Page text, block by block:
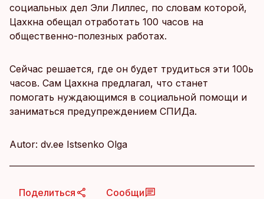
социальных дел Эли Лиллес, по словам которой,
Цахкна обещал отработать 100 часов на
общественно-полезных работах.
Сейчас решается, где он будет трудиться эти 100ь
часов. Сам Цахкна предлагал, что станет
помогать нуждающимся в социальной помощи и
заниматься предупреждением СПИДа.
Autor: dv.ee Istsenko Olga
Поделиться Сообщи